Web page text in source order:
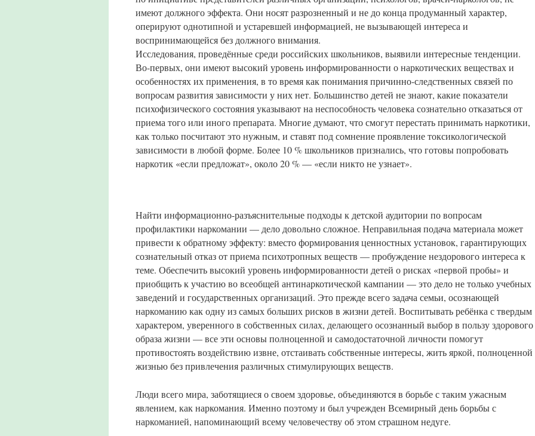
имеют должного эффекта. Они носят разрозненный и не до конца продуманный характер,
оперируют однотипной и устаревшей информацией, не вызывающей интереса и
воспринимающейся без должного внимания.
Исследования, проведённые среди российских школьников, выявили интересные тенденции.
Во-первых, они имеют высокий уровень информированности о наркотических веществах и
особенностях их применения, в то время как понимания причинно-следственных связей по
вопросам развития зависимости у них нет. Большинство детей не знают, какие показатели
психофизического состояния указывают на неспособность человека сознательно отказаться от
приема того или иного препарата. Многие думают, что смогут перестать принимать наркотики,
как только посчитают это нужным, и ставят под сомнение проявление токсикологической
зависимости в любой форме. Более 10 % школьников признались, что готовы попробовать
наркотик «если предложат», около 20 % — «если никто не узнает».
Найти информационно-разъяснительные подходы к детской аудитории по вопросам
профилактики наркомании — дело довольно сложное. Неправильная подача материала может
привести к обратному эффекту: вместо формирования ценностных установок, гарантирующих
сознательный отказ от приема психотропных веществ — пробуждение нездорового интереса к
теме. Обеспечить высокий уровень информированности детей о рисках «первой пробы» и
приобщить к участию во всеобщей антинаркотической кампании — это дело не только учебных
заведений и государственных организаций. Это прежде всего задача семьи, осознающей
наркоманию как одну из самых больших рисков в жизни детей. Воспитывать ребёнка с твердым
характером, уверенного в собственных силах, делающего осознанный выбор в пользу здорового
образа жизни — все эти основы полноценной и самодостаточной личности помогут
противостоять воздействию извне, отстаивать собственные интересы, жить яркой, полноценной
жизнью без привлечения различных стимулирующих веществ.
Люди всего мира, заботящиеся о своем здоровье, объединяются в борьбе с таким ужасным
явлением, как наркомания. Именно поэтому и был учрежден Всемирный день борьбы с
наркоманией, напоминающий всему человечеству об этом страшном недуге.